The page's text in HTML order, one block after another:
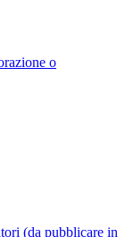
o
(da pubblicare in